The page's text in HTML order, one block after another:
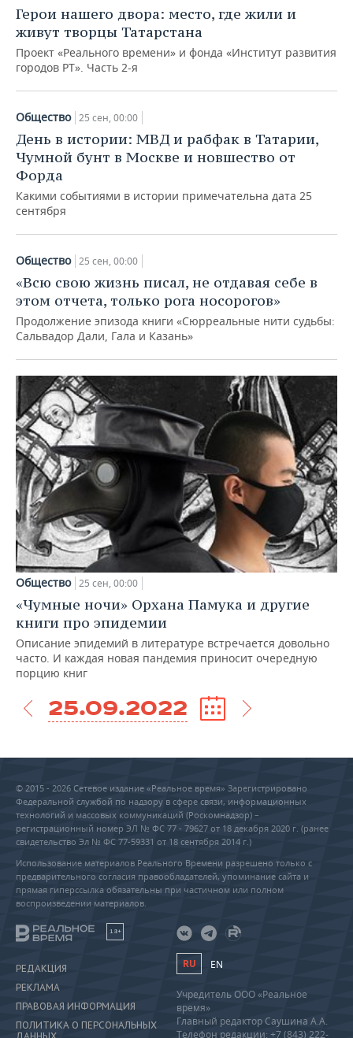
Герои нашего двора: место, где жили и
живут творцы Татарстана
Проект «Реального времени» и фонда «Институт развития
городов РТ». Часть 2-я
Общество 25 сен, 00:00
День в истории: МВД и рабфак в Татарии,
Чумной бунт в Москве и новшество от
Форда
Какими событиями в истории примечательна дата 25
сентября
Общество 25 сен, 00:00
«Всю свою жизнь писал, не отдавая себе в
этом отчета, только рога носорогов»
Продолжение эпизода книги «Сюрреальные нити судьбы:
Сальвадор Дали, Гала и Казань»
Общество 25 сен, 00:00
«Чумные ночи» Орхана Памука и другие
книги про эпидемии
Описание эпидемий в литературе встречается довольно
часто. И каждая новая пандемия приносит очередную
порцию книг
25.09.2022
© 2015 - 2026 Сетевое издание «Реальное время» Зарегистрировано
Федеральной службой по надзору в сфере связи, информационных
технологий и массовых коммуникаций (Роскомнадзор) –
регистрационный номер ЭЛ № ФС 77 - 79627 от 18 декабря 2020 г. (ранее
свидетельство Эл № ФС 77-59331 от 18 сентября 2014 г.)
Использование материалов Реального Времени разрешено только с
предварительного согласия правообладателей, упоминание сайта и
прямая гиперссылка обязательны при частичном или полном
воспроизведении материалов.
18+
РЕДАКЦИЯ
РЕКЛАМА
ПРАВОВАЯ ИНФОРМАЦИЯ
ПОЛИТИКА О ПЕРСОНАЛЬНЫХ
RU EN
Учредитель ООО «Реальное
время»
Главный редактор Саушина А.А.
Телефон редакции: +7 (843) 222-